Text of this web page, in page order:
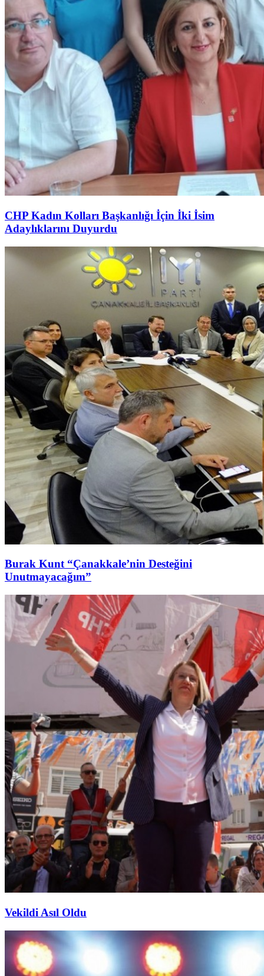
CHP Kadın Kolları Başkanlığı İçin İki İsim
Adaylıklarını Duyurdu
Burak Kunt “Çanakkale’nin Desteğini
Unutmayacağım”
Vekildi Asıl Oldu